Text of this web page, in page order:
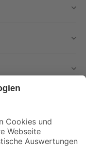
mehr verpassen!